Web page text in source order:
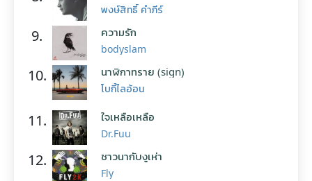
พงษ์สิทธิ์ คำภีร์
9. ความรัก
bodyslam
10. นาฬิกาทราย (sign)
โบกี้ไลอ้อน
11. ใจเหลือเหลือ
Dr.Fuu
12. ชาวนากับงูเห่า
Fly